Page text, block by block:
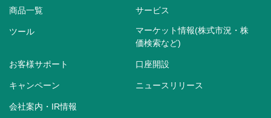
商品一覧 サービス
ツール
マーケット情報(株式市況・株
価検索など)
お客様サポート 口座開設
キャンペーン ニュースリリース
会社案内・IR情報